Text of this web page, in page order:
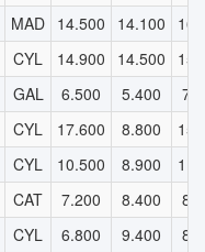
MAD 14.500 14.100
CYL 14.900 14.500
GAL 6.500 5.400
CYL 17.600 8.800
CYL 10.500 8.900
CAT 7.200 8.400
CYL 6.800 9.400